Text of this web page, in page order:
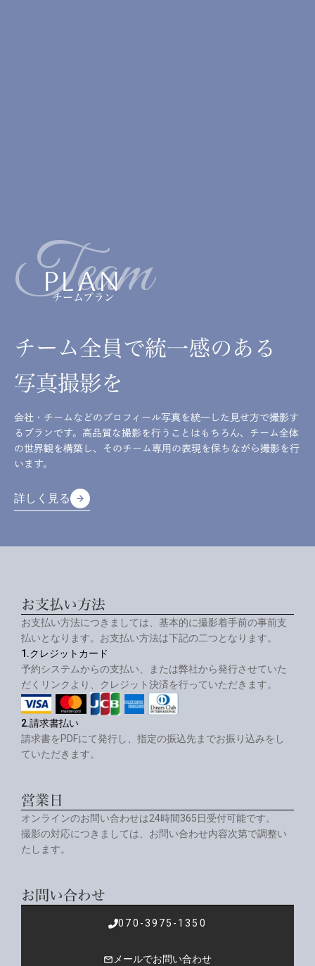
Team
PLAN
チームプラン
チーム全員で統一感のある
写真撮影を
会社・チームなどのプロフィール写真を統一した見せ方で撮影す
るプランです。高品質な撮影を行うことはもちろん、チーム全体
の世界観を構築し、そのチーム専用の表現を保ちながら撮影を行
います。
詳しく見る arrow_forward
arrow_forward
お支払い方法
お支払い方法につきましては、基本的に撮影着手前の事前支
払いとなります。お支払い方法は下記の二つとなります。
1.クレジットカード
予約システムからの支払い、または弊社から発行させていた
だくリンクより、クレジット決済を行っていただきます。
2.請求書払い
請求書をPDFにて発行し、指定の振込先までお振り込みをし
ていただきます。
営業日
オンラインのお問い合わせは24時間365日受付可能です。
撮影の対応につきましては、お問い合わせ内容次第で調整い
たします。
お問い合わせ
070-3975-1350
mail_outline メールでお問い合わせ